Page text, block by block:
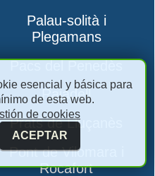
Palau-solità i
Plegamans
Pacs del Penedès
Rajadell
Prats de Lluçanès
Pont de Vilomara i
Rocafort
esencial y básica para
de esta web.
de cookies
ACEPTAR